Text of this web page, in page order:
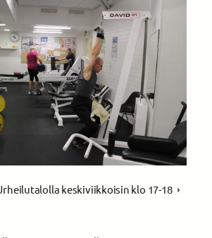
keskiviikkoisin klo 17-18